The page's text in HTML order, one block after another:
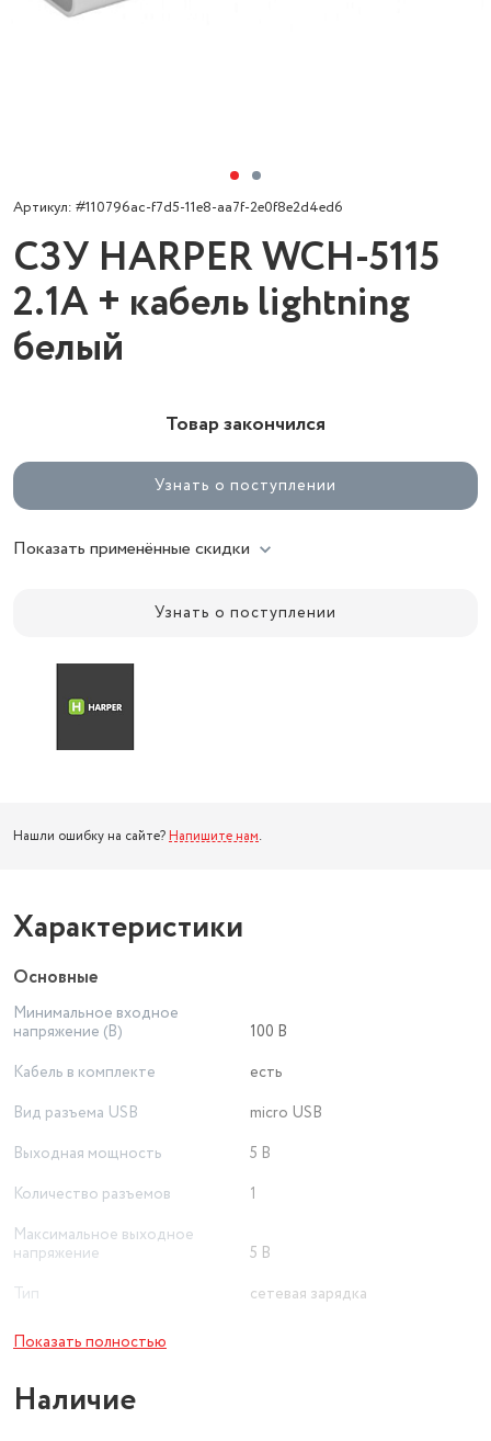
Артикул: #110796ac-f7d5-11e8-aa7f-2e0f8e2d4ed6
СЗУ HARPER WCH-5115
2.1A + кабель lightning
белый
Товар закончился
Узнать о поступлении
Показать применённые скидки
Узнать о поступлении
Нашли ошибку на сайте? Напишите нам.
Характеристики
Основные
Минимальное входное
напряжение (В)
100 В
Кабель в комплекте
есть
Вид разъема USB
micro USB
Выходная мощность
5 В
Количество разъемов
1
Максимальное выходное
напряжение
5 В
Тип
сетевая зарядка
Максимальное входное
напряжение
Показать полностью
Наличие